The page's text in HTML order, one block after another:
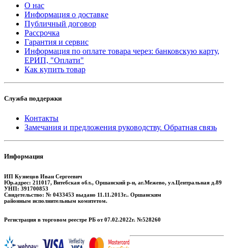
О нас
Информация о доставке
Публичный договор
Рассрочка
Гарантия и сервис
Информация по оплате товара через: банковскую карту,
ЕРИП, "Оплати"
Как купить товар
Служба поддержки
Контакты
Замечания и предложения руководству. Обратная связь
Информация
ИП Кузнецов Иван Сергеевич
Юр.адрес: 211017, Витебская обл., Оршанский р-н, аг.Межево, ул.Центральная д.89
УНП: 391700853
Свидетельство: № 0433453 выдано 11.11.2013г.. Оршанским
районным исполнительным комитетом.
Регистрация в торговом реестре РБ от 07.02.2022г. №528260